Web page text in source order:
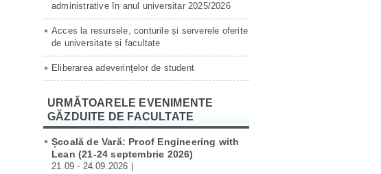
administrative în anul universitar 2025/2026
Acces la resursele, conturile și serverele oferite
de universitate și facultate
Eliberarea adeverinţelor de student
URMĂTOARELE EVENIMENTE
GĂZDUITE DE FACULTATE
Școală de Vară: Proof Engineering with
Lean (21-24 septembrie 2026)
21.09 - 24.09.2026 |